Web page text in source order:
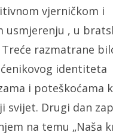
vjerničkom i
usmjerenju , u
razmatrane
identiteta
i poteškoćama
svijet. Drugi dan
na temu „Naša